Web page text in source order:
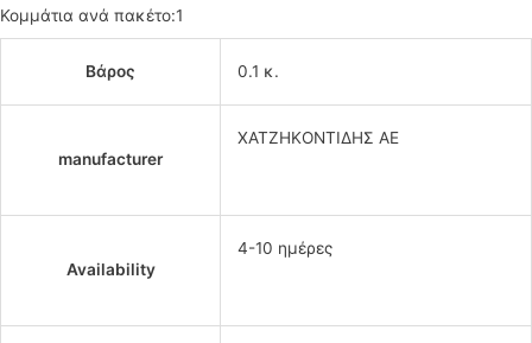
Κομμάτια ανά πακέτο:1
Βάρος 0.1 κ.
manufacturer
ΧΑΤΖΗΚΟΝΤΙΔΗΣ ΑΕ
Availability
4-10 ημέρες